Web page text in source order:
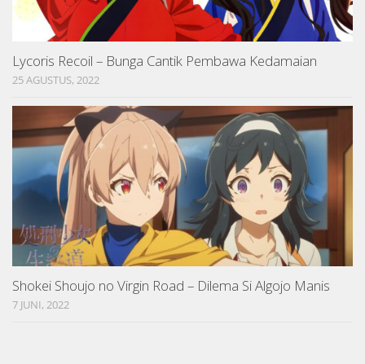
Lycoris Recoil – Bunga Cantik Pembawa Kedamaian
25 AGUSTUS, 2022
Shokei Shoujo no Virgin Road – Dilema Si Algojo Manis
7 JUNI, 2022